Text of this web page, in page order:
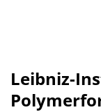
Leibniz-